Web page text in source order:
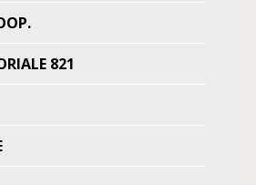
821